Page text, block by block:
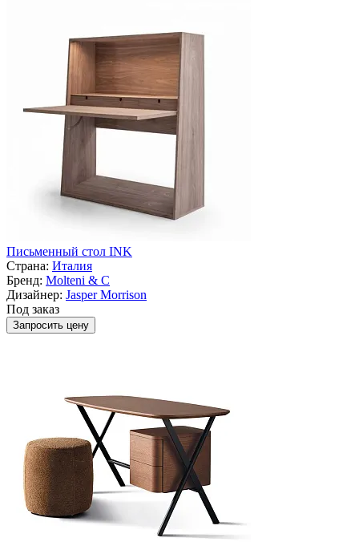
Письменный стол INK
Страна: Италия
Бренд: Molteni & C
Дизайнер: Jasper Morrison
Под заказ
Запросить цену